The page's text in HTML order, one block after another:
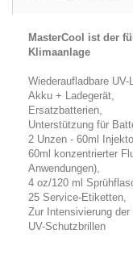
MasterCool ist der
Klimaanlage
Wiederaufladbare UV-
Akku + Ladegerät,
Ersatzbatterien,
Unterstützung für
2 Unzen - 60ml
60ml konzentrierter
Anwendungen),
4 oz/120 ml
25 Service-Etiketten,
Zur Intensivierung
UV-Schutzbrillen